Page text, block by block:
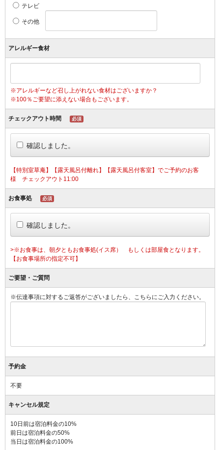
テレビ
その他
アレルギー食材
※アレルギーなど召し上がれない食材はございますか？
※100％ご要望に添えない場合もございます。
チェックアウト時間 必須
確認しました。
【特別室草庵】【露天風呂付離れ】【露天風呂付客室】でご予約のお客
様 チェックアウト11:00
お食事処 必須
確認しました。
>※お食事は、朝夕ともお食事処(イス席） もしくは部屋食となります。
【お食事場所の指定不可】
ご要望・ご質問
※伝達事項に対するご返答がございましたら、こちらにご入力ください。
予約金
不要
キャンセル規定
10日前は宿泊料金の10%
前日は宿泊料金の50%
当日は宿泊料金の100%